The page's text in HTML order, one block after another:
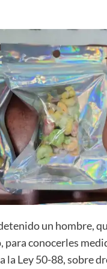
un hombre,
para conocerles
la Ley 50-88, sobre